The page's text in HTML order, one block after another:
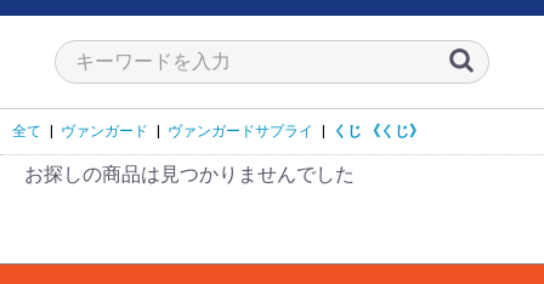
全て ヴァンガード ヴァンガードサプライ くじ 《くじ》
お探しの商品は見つかりませんでした